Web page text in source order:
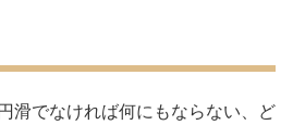
滑でなければ何にもならない、ど